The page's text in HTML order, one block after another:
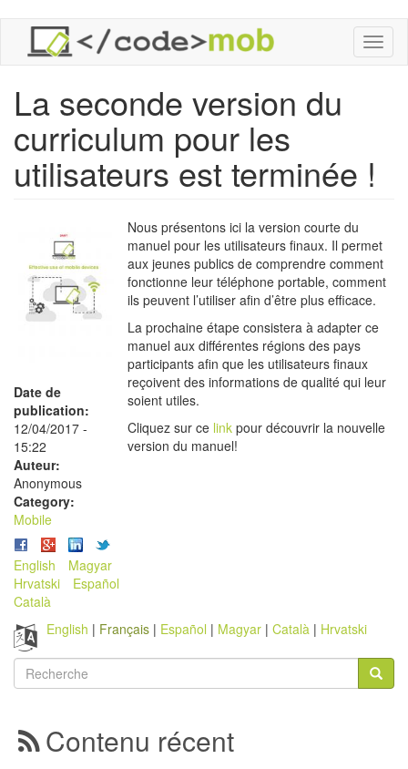
contenu
La seconde version du
curriculum pour les
utilisateurs est terminée !
Date de
publication:
12/04/2017 -
15:22
Auteur:
Anonymous
Category:
Mobile
English
Magyar
Hrvatski
Español
Català
Nous présentons ici la version courte du
manuel pour les utilisateurs finaux. Il permet
aux jeunes publics de comprendre comment
fonctionne leur téléphone portable, comment
ils peuvent l’utiliser afin d’être plus efficace.
La prochaine étape consistera à adapter ce
manuel aux différentes régions des pays
participants afin que les utilisateurs finaux
reçoivent des informations de qualité qui leur
soient utiles.
Cliquez sur ce link pour découvrir la nouvelle
version du manuel!
English Français Español Magyar Català Hrvatski
Formulaire
recherche
Contenu récent